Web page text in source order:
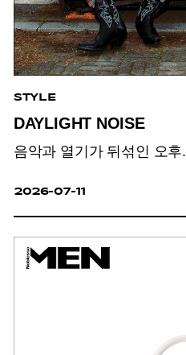
STYLE
DAYLIGHT NOISE
음악과 열기가 뒤섞인 오후.
2026-07-11